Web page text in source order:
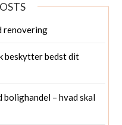
renovering
beskytter bedst dit
– hvad skal